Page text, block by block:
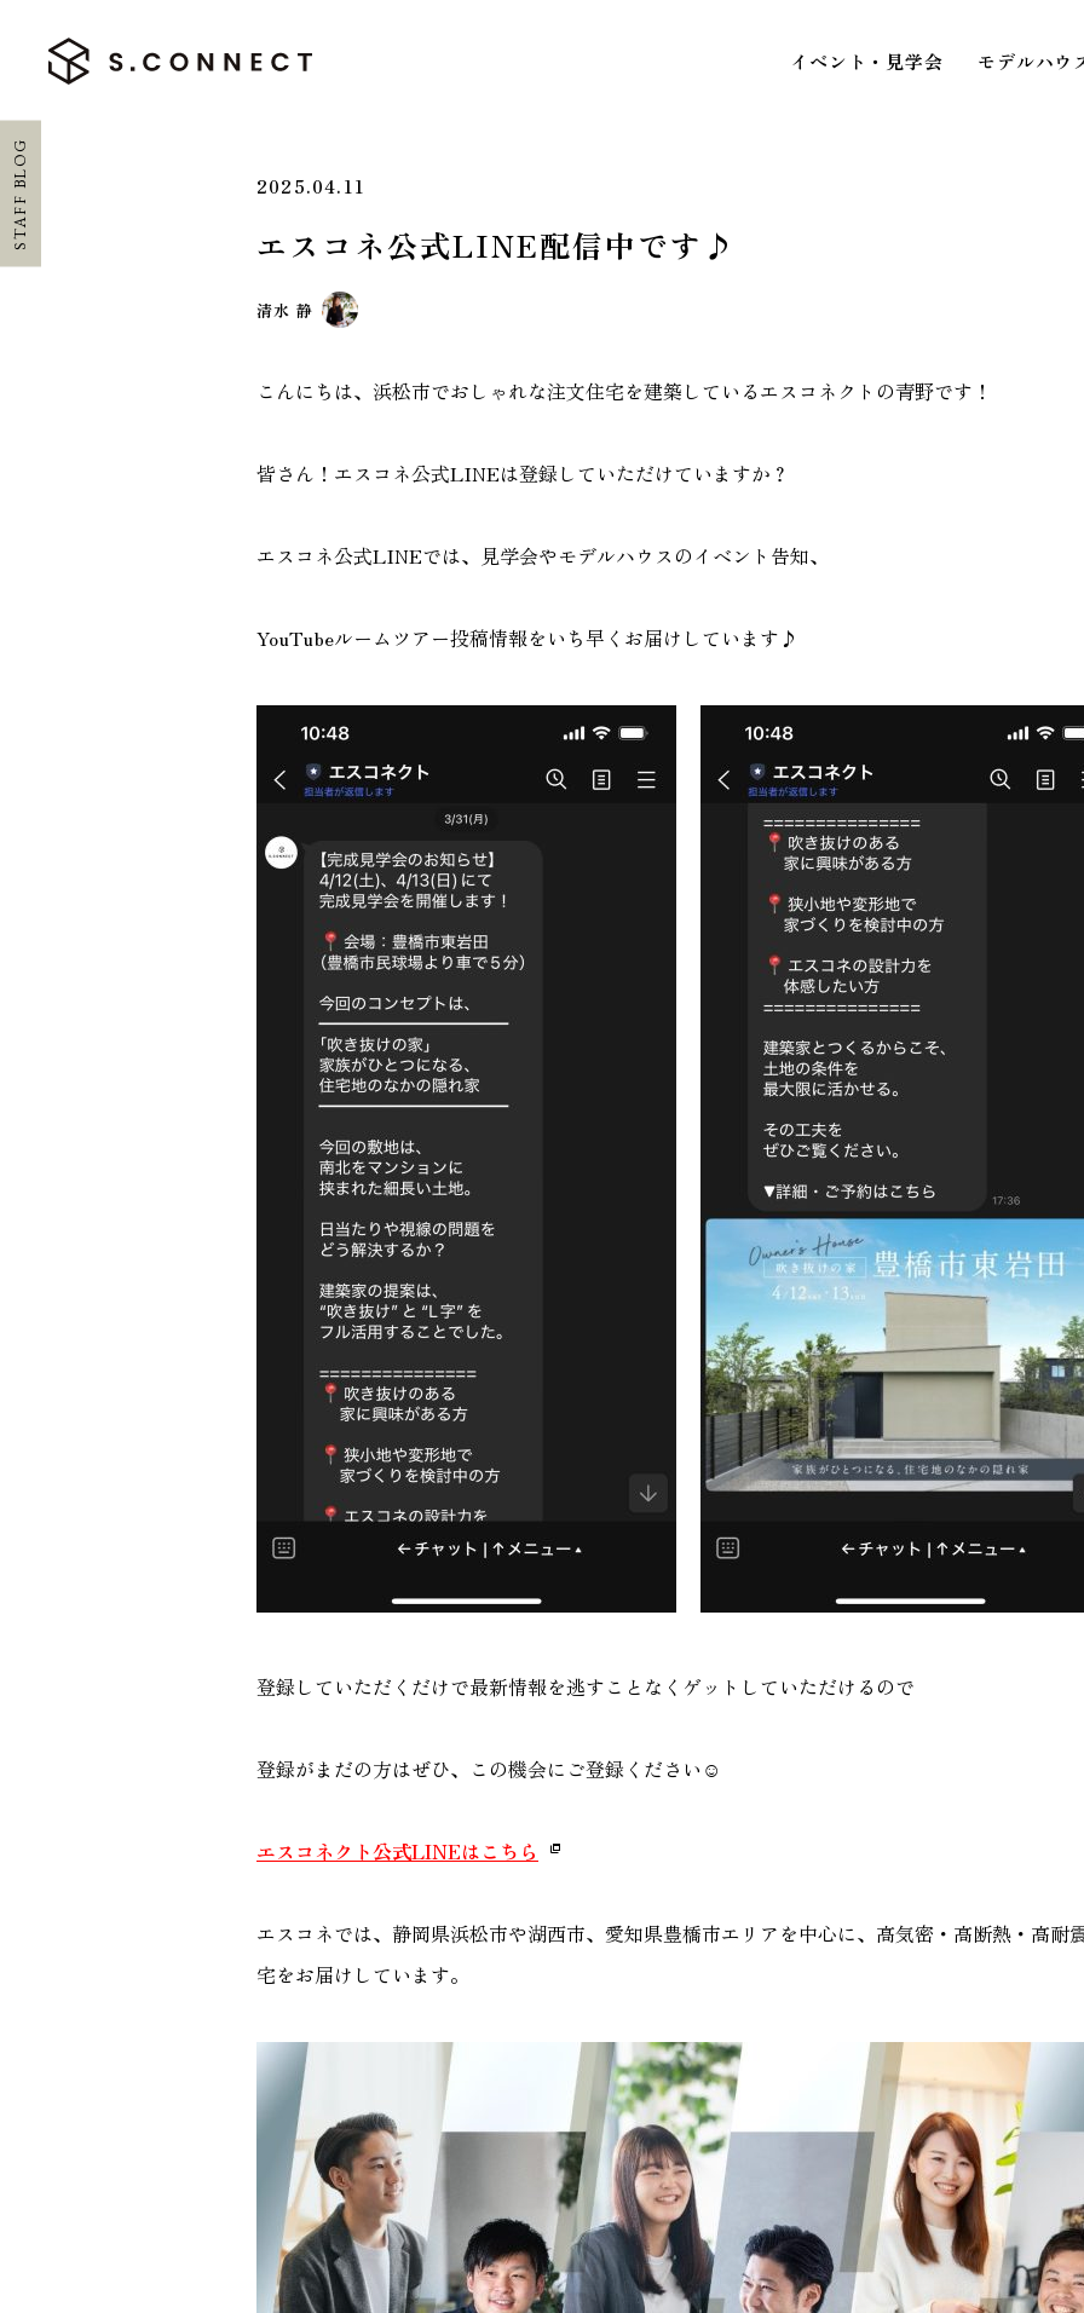
イベント・見学会 モデルハウ
CONCEPT
施工ギャラリー
COMPANY
STAFF BLOG 2025.04.11
エスコネ公式LINE配信中です♪
清水 静
こんにちは、浜松市でおしゃれな注文住宅を建築しているエスコネクトの青野です！
皆さん！エスコネ公式LINEは登録していただけていますか？
エスコネ公式LINEでは、見学会やモデルハウスのイベント告知、
YouTubeルームツアー投稿情報をいち早くお届けしています♪
登録していただくだけで最新情報を逃すことなくゲットしていただけるので
登録がまだの方はぜひ、この機会にご登録ください☺️
エスコネクト公式LINEはこちら
エスコネでは、静岡県浜松市や湖西市、愛知県豊橋市エリアを中心に、高気密・高断熱・高耐
宅をお届けしています。